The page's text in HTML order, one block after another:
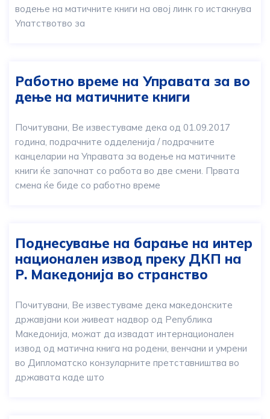
водење на матичните книги на овој линк го истакнува
Упатствотво за
Работно време на Управата за во
дење на матичните книги
Почитувани, Ве известуваме дека од 01.09.2017
година, подрачните одделенија / подрачните
канцеларии на Управата за водење на матичните
книги ќе започнат со работа во две смени. Првата
смена ќе биде со работно време
Поднесување на барање на интер
национален извод преку ДКП на
Р. Македонија во странство
Почитувани, Ве известуваме дека македонските
државјани кои живеат надвор од Република
Македонија, можат да извадат интернационален
извод од матична книга на родени, венчани и умрени
во Дипломатско конзуларните претставништва во
државата каде што